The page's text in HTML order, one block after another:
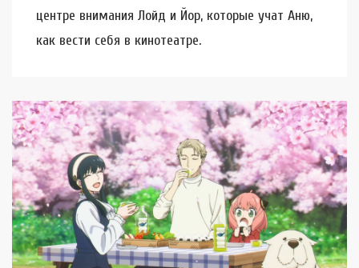
центре внимания Лойд и Йор, которые учат Аню,
как вести себя в кинотеатре.